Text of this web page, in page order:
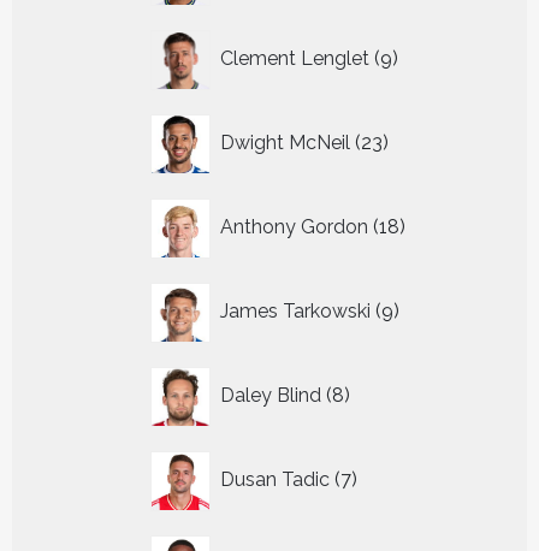
Clement Lenglet 9
producten
Dwight McNeil 23
producten
Anthony Gordon 18
producten
James Tarkowski 9
producten
Daley Blind 8
producten
Dusan Tadic 7
producten